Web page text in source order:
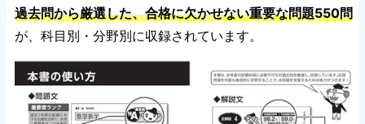
過去問から厳選した、合格に欠かせない重要な問題550問
が、科目別・分野別に収録されています。